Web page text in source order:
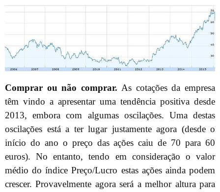
Comprar ou não comprar. As cotações da empresa
têm vindo a apresentar uma tendência positiva desde
2013, embora com algumas oscilações. Uma destas
oscilações está a ter lugar justamente agora (desde o
início do ano o preço das ações caiu de 70 para 60
euros). No entanto, tendo em consideração o valor
médio do índice Preço/Lucro estas ações ainda podem
crescer. Provavelmente agora será a melhor altura para